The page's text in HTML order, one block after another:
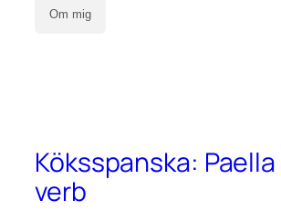
Om mig
Köksspanska:
verb